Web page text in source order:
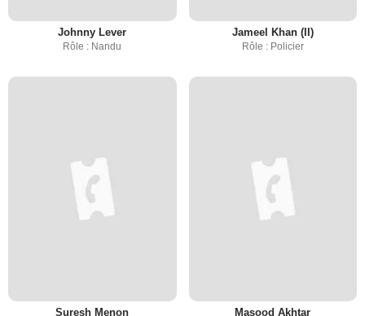
Johnny Lever
Rôle : Nandu
Jameel Khan (II)
Rôle : Policier
Suresh Menon Masood Akhtar